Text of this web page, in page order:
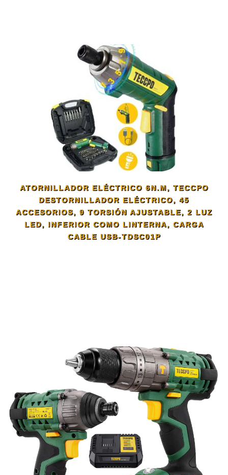
ATORNILLADOR ELÉCTRICO 6N.M, TECCPO
DESTORNILLADOR ELÉCTRICO, 45
ACCESORIOS, 9 TORSIÓN AJUSTABLE, 2 LUZ
LED, INFERIOR COMO LINTERNA, CARGA
CABLE USB-TDSC01P